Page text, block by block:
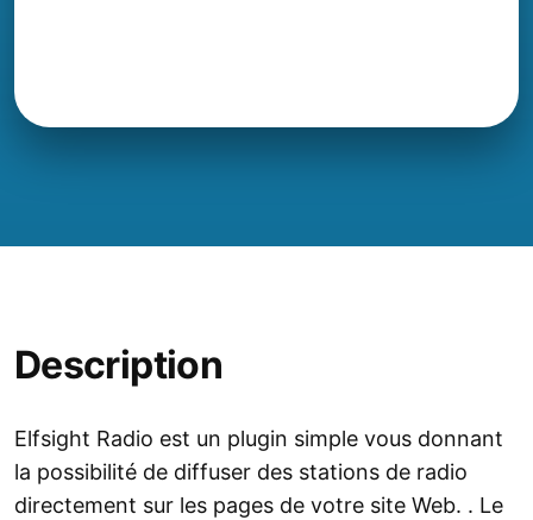
Description
Elfsight Radio est un plugin simple vous donnant
la possibilité de diffuser des stations de radio
directement sur les pages de votre site Web. . Le